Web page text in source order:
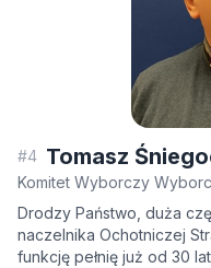
#4 Tomasz
Komitet Wyborczy
Drodzy Państwo, duża
naczelnika Ochotniczej
funkcję pełnię już od 30